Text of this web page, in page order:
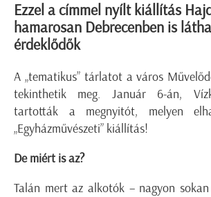
Ezzel a címmel nyílt kiállítás
hamarosan Debrecenben is
érdeklődők
A „tematikus” tárlatot a város
tekinthetik meg. Január 6-án,
tartották a megnyitót, melyen
„Egyházművészeti” kiállítás!
De miért is az?
Talán mert az alkotók – nagyon